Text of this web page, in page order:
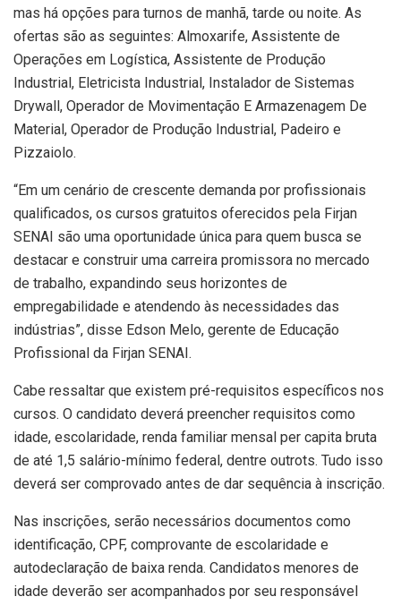
mas há opções para turnos de manhã, tarde ou noite. As
ofertas são as seguintes: Almoxarife, Assistente de
Operações em Logística, Assistente de Produção
Industrial, Eletricista Industrial, Instalador de Sistemas
Drywall, Operador de Movimentação E Armazenagem De
Material, Operador de Produção Industrial, Padeiro e
Pizzaiolo.
“Em um cenário de crescente demanda por profissionais
qualificados, os cursos gratuitos oferecidos pela Firjan
SENAI são uma oportunidade única para quem busca se
destacar e construir uma carreira promissora no mercado
de trabalho, expandindo seus horizontes de
empregabilidade e atendendo às necessidades das
indústrias”, disse Edson Melo, gerente de Educação
Profissional da Firjan SENAI.
Cabe ressaltar que existem pré-requisitos específicos nos
cursos. O candidato deverá preencher requisitos como
idade, escolaridade, renda familiar mensal per capita bruta
de até 1,5 salário-mínimo federal, dentre outrots. Tudo isso
deverá ser comprovado antes de dar sequência à inscrição.
Nas inscrições, serão necessários documentos como
identificação, CPF, comprovante de escolaridade e
autodeclaração de baixa renda. Candidatos menores de
idade deverão ser acompanhados por seu responsável